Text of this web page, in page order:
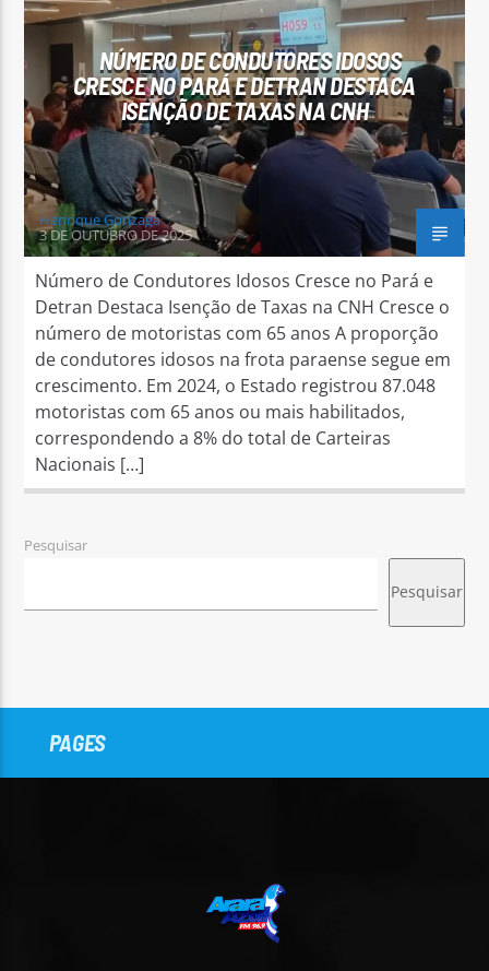
Arara Azul FM
NÚMERO DE CONDUTORES IDOSOS
CRESCE NO PARÁ E DETRAN DESTACA
ISENÇÃO DE TAXAS NA CNH
Henrique Gonzaga
3 DE OUTUBRO DE 2025
Número de Condutores Idosos Cresce no Pará e
Detran Destaca Isenção de Taxas na CNH Cresce o
número de motoristas com 65 anos A proporção
de condutores idosos na frota paraense segue em
crescimento. Em 2024, o Estado registrou 87.048
motoristas com 65 anos ou mais habilitados,
correspondendo a 8% do total de Carteiras
Nacionais […]
Pesquisar
Pesquisar
PAGES